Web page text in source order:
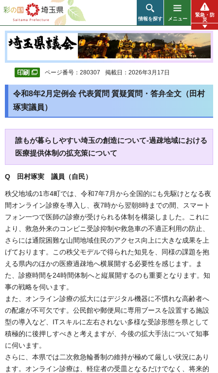
彩の国 埼玉県
情報を探す メニュー
緊急・防
災
ページ番号：280307 掲載日：2026年3月17日
令和8年2月定例会 代表質問 質疑質問・答弁全文（田村
琢実議員）
誰もが暮らしやすい埼玉の創造について-過疎地域における
医療提供体制の拡充策について
Q 田村琢実 議員（自民）
秩父地域の1市4町では、令和7年7月から全国的にも先駆けとなる夜
間オンライン診療を導入し、夜7時から翌朝8時までの間、スマート
フォン一つで医師の診療が受けられる体制を構築しました。これに
より、救急外来のコンビニ受診抑制や救急車の不適正利用の防止、
さらには通院困難な山間地域住民のアクセス向上に大きな成果を上
げております。この秩父モデルで得られた知見を、同様の課題を抱
える県内のほかの医療過疎地へ横展開する必要性を感じます。ま
た、診療時間を24時間体制へと縦展開するのも重要となります。知
事の戦略を伺います。
また、オンライン診療の拡大にはデジタル機器に不慣れな高齢者へ
の配慮が不可欠です。公民館や郵便局に専用ブースを設置する施設
型の導入など、ITスキルに左右されない多様な受診形態を県として
積極的に後押しすべきと考えますが、今後の拡大手法について知事
に伺います。
さらに、本県では二次救急輪番制の維持が極めて厳しい状況にあり
ます。オンライン診療は、軽症者の受皿となるだけでなく、将来的